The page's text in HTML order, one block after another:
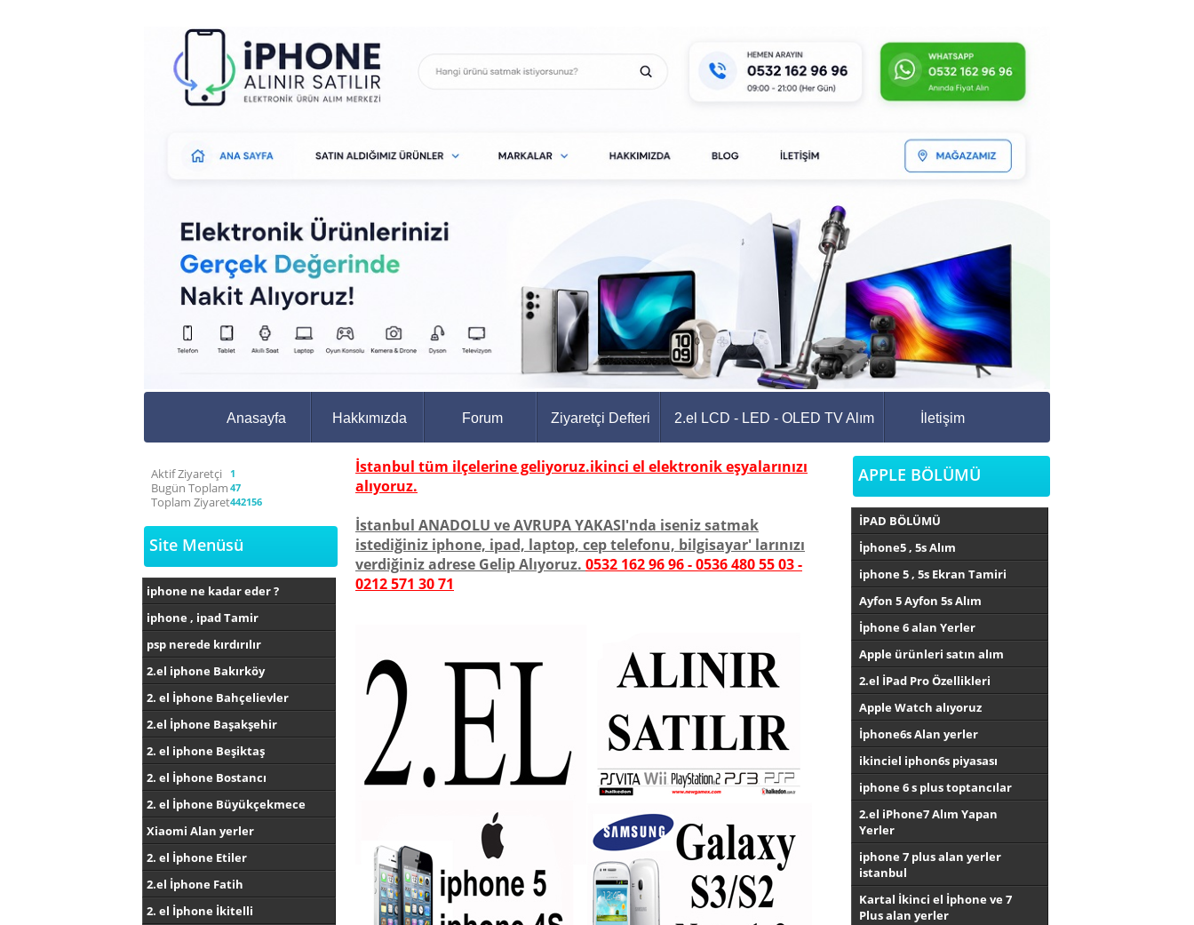
Anasayfa Hakkımızda Forum Ziyaretçi Defteri 2.el LCD - LED - OLED TV Alım İletişim
Aktif Ziyaretçi 1
Bugün Toplam 47
Toplam Ziyaret442156
Site Menüsü
iphone ne kadar eder ?
iphone , ipad Tamir
psp nerede kırdırılır
2.el iphone Bakırköy
2. el İphone Bahçelievler
2.el İphone Başakşehir
2. el iphone Beşiktaş
2. el İphone Bostancı
2. el İphone Büyükçekmece
Xiaomi Alan yerler
2. el İphone Etiler
2.el İphone Fatih
2. el İphone İkitelli
İstanbul tüm ilçelerine geliyoruz.ikinci el elektronik eşyalarınızı
alıyoruz.
İstanbul ANADOLU ve AVRUPA YAKASI'nda iseniz satmak
istediğiniz iphone, ipad, laptop, cep telefonu, bilgisayar' larınızı
verdiğiniz adrese Gelip Alıyoruz. 0532 162 96 96 - 0536 480 55 03 -
0212 571 30 71
APPLE BÖLÜMÜ
İPAD BÖLÜMÜ
İphone5 , 5s Alım
iphone 5 , 5s Ekran Tamiri
Ayfon 5 Ayfon 5s Alım
İphone 6 alan Yerler
Apple ürünleri satın alım
2.el İPad Pro Özellikleri
Apple Watch alıyoruz
İphone6s Alan yerler
ikinciel iphon6s piyasası
iphone 6 s plus toptancılar
2.el iPhone7 Alım Yapan
Yerler
iphone 7 plus alan yerler
istanbul
Kartal İkinci el İphone ve 7
Plus alan yerler